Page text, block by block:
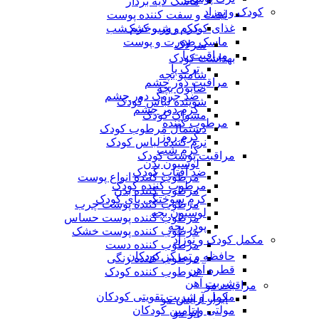
کودک و نوزاد
غذای کودک و شیرخشک
سرلاک
بهداشت کودک
شامپو بچه
صابون بچه
شوینده لباس کودک
مسواک کودک
دستمال مرطوب کودک
نرم کننده لباس کودک
مراقبت پوست کودک
ضد آفتاب کودک
مرطوب کننده کودک
کرم سوختگی پای کودک
لوسیون بچه
پودر بچه
مکمل کودک و نوزاد
حافظه و تمرکز کودکان
قطره آهن
شربت آهن
مکمل و شربت تقویتی کودکان
مولتی ویتامین کودکان
لیفت و سفت کننده پوست
کرم روز و کرم شب
ماسک صورت و پوست
مراقبت پا
ترک پا
مراقبت دور چشم
ضد چروک دور چشم
کرم دور چشم
مرطوب کننده
کرم روز
کرم شب
لوسیون بدن
مرطوب کننده انواع پوست
مرطوب کننده بدن
مرطوب کننده پوست چرب
مرطوب کننده پوست حساس
مرطوب کننده پوست خشک
مرطوب کننده دست
مرطوب کننده رنگی
مرطوب کننده کودک
مراقبت مو
ابزار آرایش مو
اتو مو